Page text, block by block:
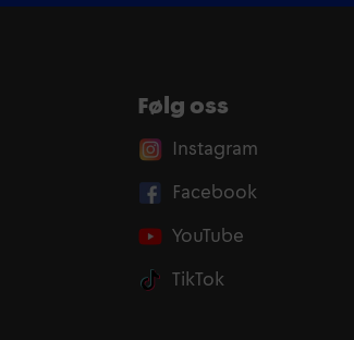
Følg oss
Instagram
Facebook
YouTube
TikTok